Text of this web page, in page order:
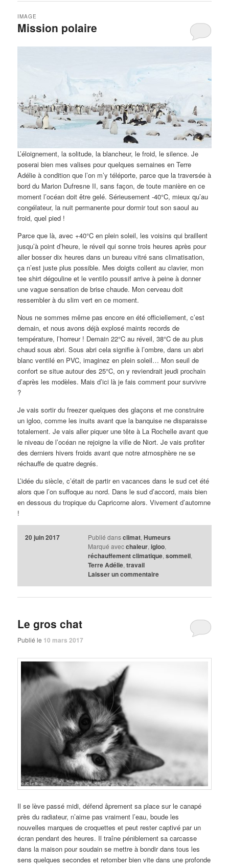
Mission polaire
IMAGE
L’éloignement, la solitude, la blancheur, le froid, le silence. Je
poserai bien mes valises pour quelques semaines en Terre
Adélie à condition que l’on m’y téléporte, parce que la traversée à
bord du Marion Dufresne II, sans façon, de toute manière en ce
moment l’océan doit être gelé. Sérieusement -40°C, mieux qu’au
congélateur, la nuit permanente pour dormir tout son saoul au
froid, quel pied !
Parce que là, avec +40°C en plein soleil, les voisins qui braillent
jusqu’à point d’heure, le réveil qui sonne trois heures après pour
aller bosser dix heures dans un bureau vitré sans climatisation,
ça n’est juste plus possible. Mes doigts collent au clavier, mon
tee shirt dégouline et le ventilo poussif arrive à peine à donner
une vague sensation de brise chaude. Mon cerveau doit
ressembler à du slim vert en ce moment.
Nous ne sommes même pas encore en été officiellement, c’est
demain, et nous avons déjà explosé maints records de
température, l’horreur ! Demain 22°C au réveil, 38°C de au plus
chaud sous abri. Sous abri cela signifie à l’ombre, dans un abri
blanc ventilé en PVC, imaginez en plein soleil… Mon seuil de
confort se situe autour des 25°C, on y reviendrait jeudi prochain
d’après les modèles. Mais d’ici là je fais comment pour survivre
?
Je vais sortir du freezer quelques des glaçons et me construire
un igloo, comme les inuits avant que la banquise ne disparaisse
totalement. Je vais aller piquer une tête à La Rochelle avant que
le niveau de l’océan ne rejoigne la ville de Niort. Je vais profiter
des derniers hivers froids avant que notre atmosphère ne se
réchauffe de quatre degrés.
L’idée du siècle, c’était de partir en vacances dans le sud cet été
alors que l’on suffoque au nord. Dans le sud d’accord, mais bien
en dessous du tropique du Capricorne alors. Vivement d’automne
!
20 juin 2017 Publié dans climat, Humeurs
Marqué avec chaleur, igloo,
réchauffement climatique, sommeil,
Terre Adélie, travail
Laisser un commentaire
Le gros chat
Publié le 10 mars 2017
Il se lève passé midi, défend âprement sa place sur le canapé
près du radiateur, n’aime pas vraiment l’eau, boude les
nouvelles marques de croquettes et peut rester captivé par un
écran pendant des heures. Il traîne péniblement sa carcasse
dans la maison pour soudain se mettre à bondir dans tous les
sens quelques secondes et retomber bien vite dans une profonde